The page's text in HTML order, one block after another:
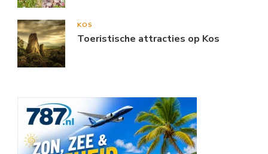
KOS
Toeristische attracties op Kos